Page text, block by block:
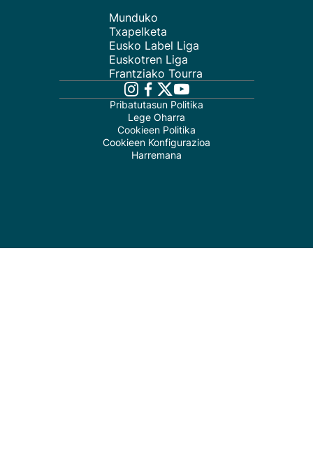
Munduko
Txapelketa
Eusko Label Liga
Euskotren Liga
Frantziako Tourra
Pribatutasun Politika
Lege Oharra
Cookieen Politika
Cookieen Konfigurazioa
Harremana